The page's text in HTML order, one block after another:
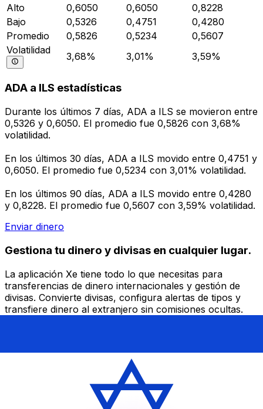
Alto
0,6050 0,6050
0,8228
Bajo
0,5326 0,4751
0,4280
Promedio
0,5826 0,5234
0,5607
Volatilidad
3,68% 3,01% 3,59%
ADA a ILS estadísticas
Durante los últimos 7 días, ADA a ILS se movieron entre
0,5326 y 0,6050. El promedio fue 0,5826 con 3,68%
volatilidad.
En los últimos 30 días, ADA a ILS movido entre 0,4751 y
0,6050. El promedio fue 0,5234 con 3,01% volatilidad.
En los últimos 90 días, ADA a ILS movido entre 0,4280
y 0,8228. El promedio fue 0,5607 con 3,59% volatilidad.
Enviar dinero
Gestiona tu dinero y divisas en cualquier lugar.
La aplicación Xe tiene todo lo que necesitas para
transferencias de dinero internacionales y gestión de
divisas. Convierte divisas, configura alertas de tipos y
transfiere dinero al extranjero sin comisiones ocultas.